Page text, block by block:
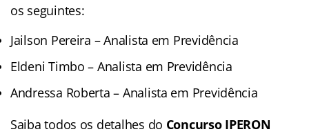
os seguintes:
Jailson Pereira – Analista em Previdência
Eldeni Timbo – Analista em Previdência
Andressa Roberta – Analista em Previdência
Saiba todos os detalhes do Concurso IPERON